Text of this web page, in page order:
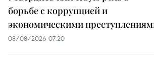
борьбе с коррупцией и
экономическими
08/08/2026 07:20